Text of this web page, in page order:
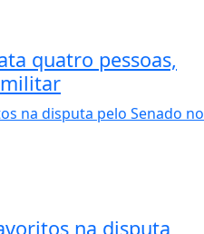
quatro pessoas,
na disputa